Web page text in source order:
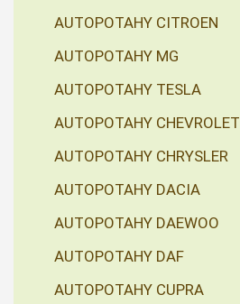
AUTOPOTAHY CITROEN
AUTOPOTAHY MG
AUTOPOTAHY TESLA
AUTOPOTAHY CHEVROLET
AUTOPOTAHY CHRYSLER
AUTOPOTAHY DACIA
AUTOPOTAHY DAEWOO
AUTOPOTAHY DAF
AUTOPOTAHY CUPRA